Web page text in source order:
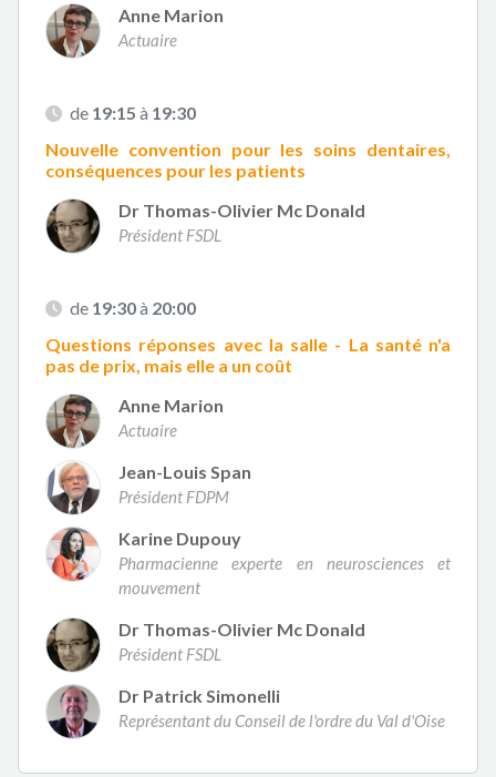
Anne Marion
Actuaire
de 19:15 à 19:30
Nouvelle convention pour les soins dentaires,
conséquences pour les patients
Dr Thomas-Olivier Mc Donald
Président FSDL
de 19:30à 20:00
Questions réponses avec la salle - La santé n'a
pas de prix, mais elle a un coût
Anne Marion
Actuaire
Jean-Louis Span
Président FDPM
Karine Dupouy
Pharmacienne experte en neurosciences et
mouvement
Dr Thomas-Olivier Mc Donald
Président FSDL
Dr Patrick Simonelli
Représentant du Conseil de l'ordre du Val d'Oise